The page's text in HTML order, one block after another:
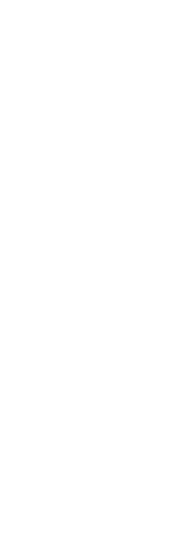
فهو في
خطر، ولن
الاحتلال